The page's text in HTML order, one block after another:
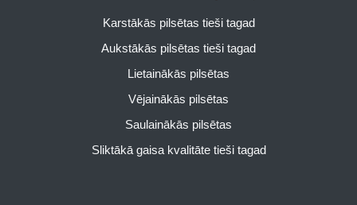
Karstākās pilsētas tieši tagad
Aukstākās pilsētas tieši tagad
Lietainākās pilsētas
Vējainākās pilsētas
Saulainākās pilsētas
Sliktākā gaisa kvalitāte tieši tagad